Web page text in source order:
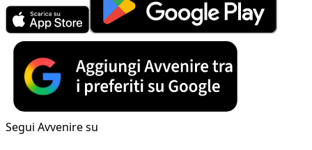
Segui Avvenire su